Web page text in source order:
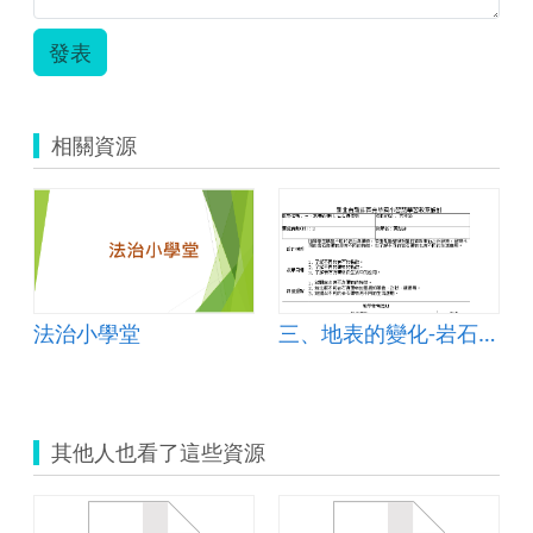
發表
相關資源
法治小學堂 三、地表的變化-岩石與礦物
其他人也看了這些資源